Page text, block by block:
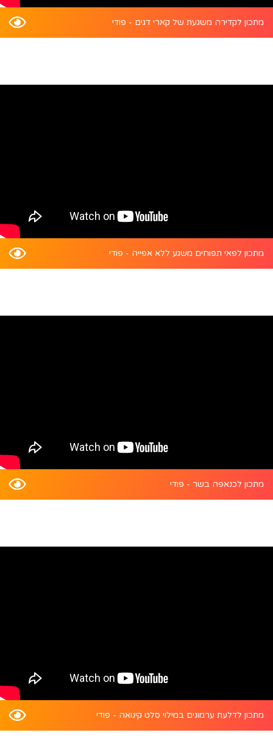
מתכון לקדירה משגעת של קארי דגים - פודי
מתכון לפאי תפוחים משגע ללא אפייה - פודי
מתכון לכנאפה בשר - פודי
מתכון לדלעת ערמונים במילוי סלט קינואה - פודי